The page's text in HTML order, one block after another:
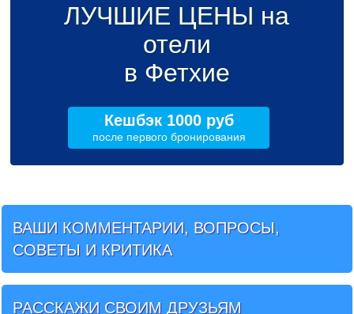
ЛУЧШИЕ ЦЕНЫ на
отели
в Фетхие
Кешбэк 1000 руб
после первого бронирования
ВАШИ КОММЕНТАРИИ, ВОПРОСЫ,
СОВЕТЫ И КРИТИКА
РАССКАЖИ СВОИМ ДРУЗЬЯМ